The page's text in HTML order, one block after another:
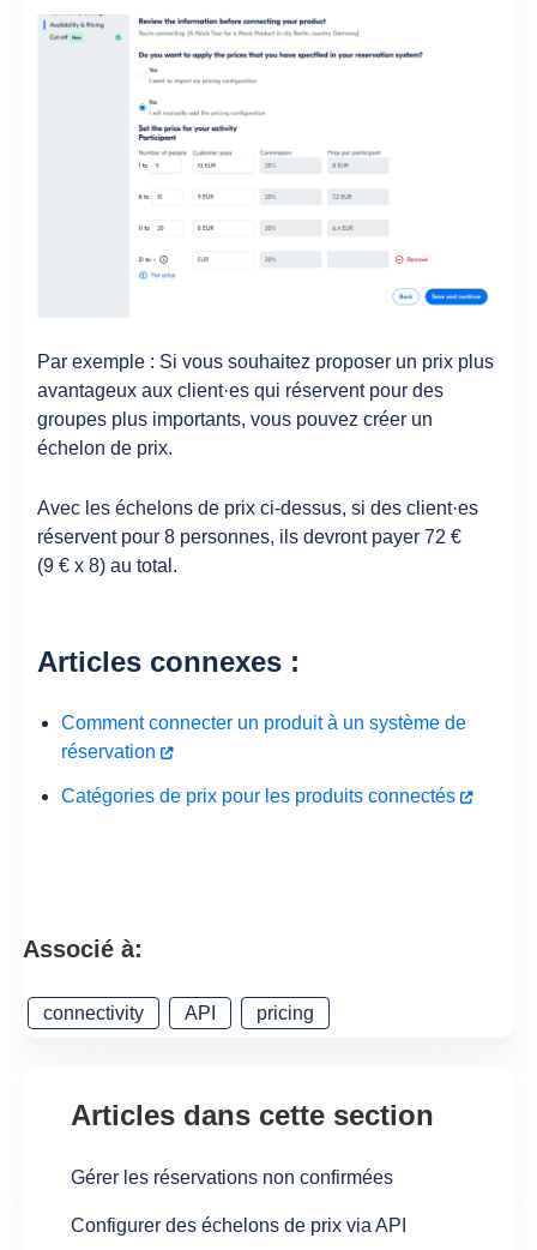
Par exemple : Si vous souhaitez proposer un prix plus
avantageux aux client·es qui réservent pour des
groupes plus importants, vous pouvez créer un
échelon de prix.
Avec les échelons de prix ci-dessus, si des client·es
réservent pour 8 personnes, ils devront payer 72 €
(9 € x 8) au total.
Articles connexes :
Comment connecter un produit à un système de
réservation
Catégories de prix pour les produits connectés
Associé à:
connectivity API pricing
Articles dans cette section
Gérer les réservations non confirmées
Configurer des échelons de prix via API